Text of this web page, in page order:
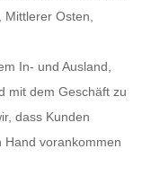
Osten,
In- und Ausland,
mit dem Geschäft zu
dass Kunden
Hand vorankommen